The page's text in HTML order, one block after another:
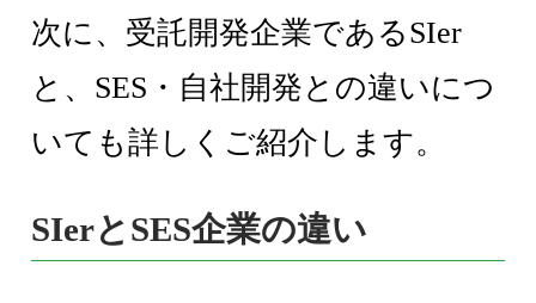
次に、受託開発企業であるSIer
と、SES・自社開発との違いにつ
いても詳しくご紹介します。
SIerとSES企業の違い